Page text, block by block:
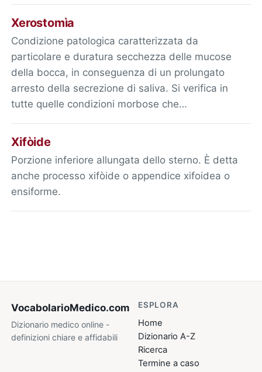
Xerostomìa
Condizione patologica caratterizzata da
particolare e duratura secchezza delle mucose
della bocca, in conseguenza di un prolungato
arresto della secrezione di saliva. Si verifica in
tutte quelle condizioni morbose che…
Xifòide
Porzione inferiore allungata dello sterno. È detta
anche processo xifòide o appendice xifoidea o
ensiforme.
VocabolarioMedico.com
Dizionario medico online -
definizioni chiare e affidabili
ESPLORA
Home
Dizionario A-Z
Ricerca
Termine a caso